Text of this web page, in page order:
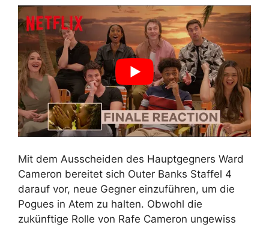
Mit dem Ausscheiden des Hauptgegners Ward
Cameron bereitet sich Outer Banks Staffel 4
darauf vor, neue Gegner einzuführen, um die
Pogues in Atem zu halten. Obwohl die
zukünftige Rolle von Rafe Cameron ungewiss